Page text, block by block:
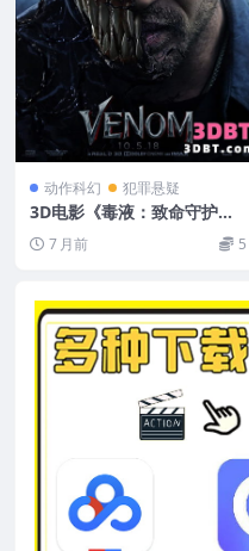
动作科幻 犯罪悬疑
3D电影《毒液：致命守护
者》左右3D版 VR电影 1080
P 网盘下载
7 月前 5